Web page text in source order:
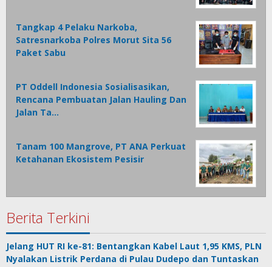
Tangkap 4 Pelaku Narkoba,
Satresnarkoba Polres Morut Sita 56
Paket Sabu
PT Oddell Indonesia Sosialisasikan,
Rencana Pembuatan Jalan Hauling Dan
Jalan Ta…
Tanam 100 Mangrove, PT ANA Perkuat
Ketahanan Ekosistem Pesisir
Berita Terkini
Jelang HUT RI ke-81: Bentangkan Kabel Laut 1,95 KMS, PLN
Nyalakan Listrik Perdana di Pulau Dudepo dan Tuntaskan